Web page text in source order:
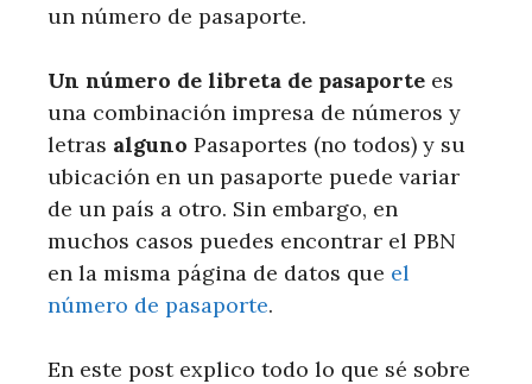
un número de pasaporte.
Un número de libreta de pasaporte es
una combinación impresa de números y
letras alguno Pasaportes (no todos) y su
ubicación en un pasaporte puede variar
de un país a otro. Sin embargo, en
muchos casos puedes encontrar el PBN
en la misma página de datos que el
número de pasaporte.
En este post explico todo lo que sé sobre